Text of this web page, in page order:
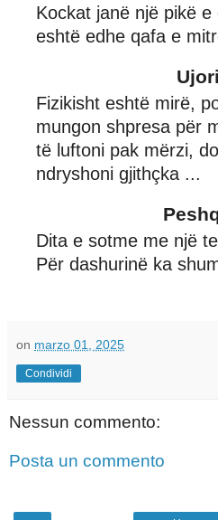
Kockat janë një pikë
eshtë edhe qafa e
Ujori
Fizikisht eshtë mirë,
mungon shpresa për
të luftoni pak mërzi,
ndryshoni gjithçka ...
Dita e sotme me një
Për dashurinë ka
on marzo 01, 2025
Condividi
Nessun commento:
Posta un commento